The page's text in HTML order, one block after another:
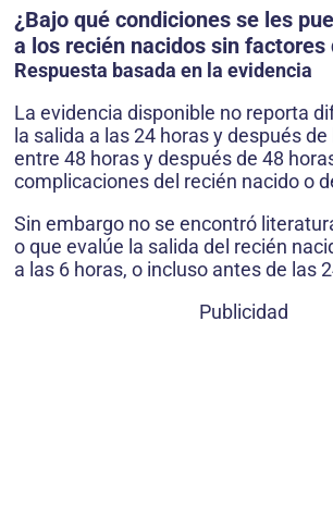
¿Bajo qué condiciones se les
a los recién nacidos sin factores
Respuesta basada en la evidencia
La evidencia disponible no reporta
la salida a las 24 horas y después
entre 48 horas y después de 48
complicaciones del recién nacido o
Sin embargo no se encontró
o que evalúe la salida del recién
a las 6 horas, o incluso antes de las
Publicidad